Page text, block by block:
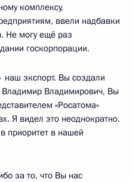
комплексу,
ввели надбавки
Не могу ещё раз
госкорпорации.
экспорт. Вы создали
Владимир Владимирович, Вы
«Росатома»
Я видел это неоднократно.
приоритет в нашей
за то, что Вы нас